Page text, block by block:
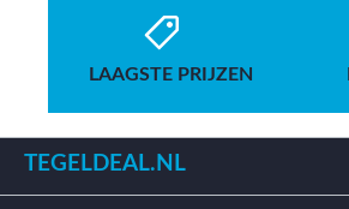
LAAGSTE PRIJZEN
TEGELDEAL.NL